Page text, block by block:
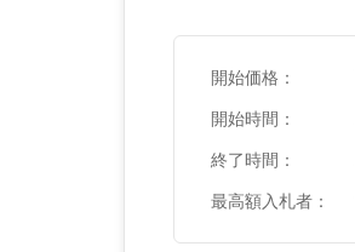
開始価格：
開始時間：
終了時間：
最高額入札者：